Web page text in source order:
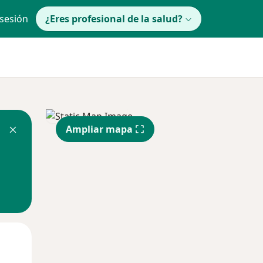
¿Eres profesional de la salud?
Ampliar mapa